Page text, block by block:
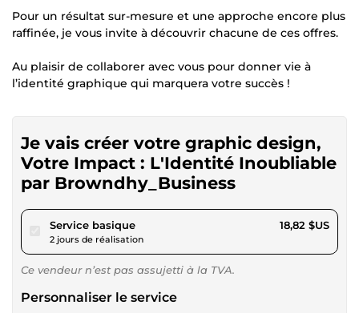
Pour un résultat sur-mesure et une approche encore plus
raffinée, je vous invite à découvrir chacune de ces offres.
Au plaisir de collaborer avec vous pour donner vie à
l’identité graphique qui marquera votre succès !
Je vais créer votre graphic design,
Votre Impact : L'Identité Inoubliable
par Browndhy_Business
Service basiquepour 17,34 $US
2 jours de réalisation
18,82 $US
Ce vendeur n’est pas assujetti à la TVA.
Personnaliser le service